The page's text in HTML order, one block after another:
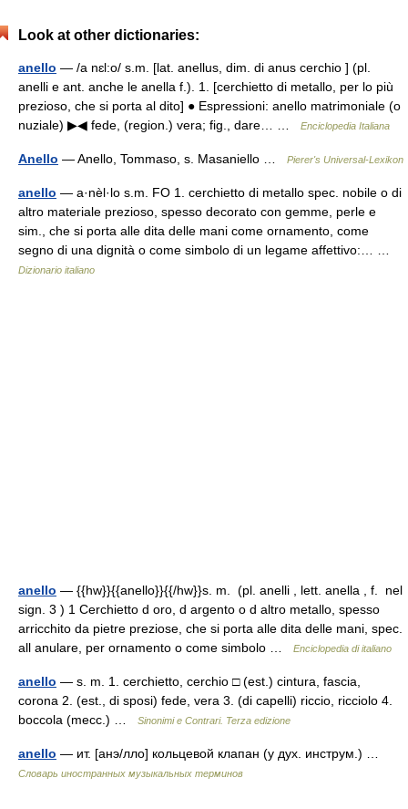
Look at other dictionaries:
anello — /a nɛl:o/ s.m. [lat. anellus, dim. di anus cerchio ] (pl.
anelli e ant. anche le anella f.). 1. [cerchietto di metallo, per lo più
prezioso, che si porta al dito] ● Espressioni: anello matrimoniale (o
nuziale) ▶◀ fede, (region.) vera; fig., dare… …
Enciclopedia Italiana
Anello — Anello, Tommaso, s. Masaniello … Pierer's Universal-Lexikon
anello — a·nèl·lo s.m. FO 1. cerchietto di metallo spec. nobile o di
altro materiale prezioso, spesso decorato con gemme, perle e
sim., che si porta alle dita delle mani come ornamento, come
segno di una dignità o come simbolo di un legame affettivo:… …
Dizionario italiano
anello — {{hw}}{{anello}}{{/hw}}s. m. (pl. anelli , lett. anella , f. nel
sign. 3 ) 1 Cerchietto d oro, d argento o d altro metallo, spesso
arricchito da pietre preziose, che si porta alle dita delle mani, spec.
all anulare, per ornamento o come simbolo …
Enciclopedia di italiano
anello — s. m. 1. cerchietto, cerchio □ (est.) cintura, fascia,
corona 2. (est., di sposi) fede, vera 3. (di capelli) riccio, ricciolo 4.
boccola (mecc.) …
Sinonimi e Contrari. Terza edizione
anello — ит. [анэ/лло] кольцевой клапан (у дух. инструм.) …
Словарь иностранных музыкальных терминов